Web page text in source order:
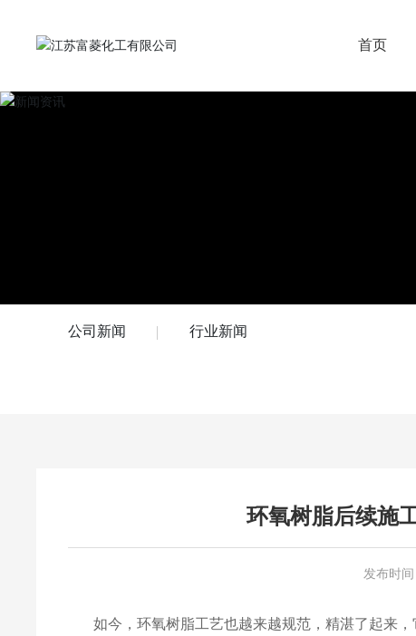
首页
公司新闻 行业新闻
环氧树脂后续施
发布时间
如今，环氧树脂工艺也越来越规范，精湛了起来，